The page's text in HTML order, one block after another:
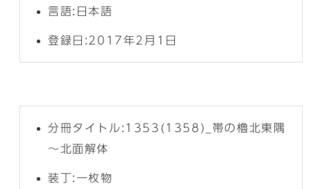
言語:日本語
登録日:2017年2月1日
分冊タイトル:1353(1358)_帯の櫓北東隅
～北面解体
装丁:一枚物